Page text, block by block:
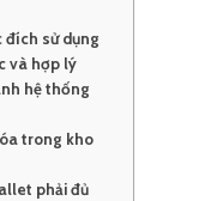
đích sử dụng
và hợp lý
hệ thống
trong kho
phải đủ